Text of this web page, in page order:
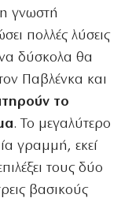
γνωστή
πολλές λύσεις
δύσκολα θα
Παβλένκα και
το
. Το μεγαλύτερο
γραμμή, εκεί
τους δύο
βασικούς